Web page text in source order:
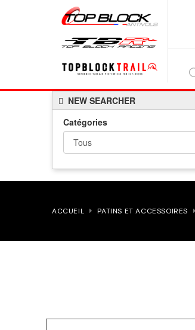
NEW SEARCHER
Catégories
ACCUEIL PATINS ET ACCESSOIRES